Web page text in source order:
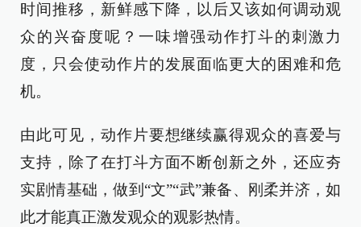
时间推移，新鲜感下降，以后又该如何调动观
众的兴奋度呢？一味增强动作打斗的刺激力
度，只会使动作片的发展面临更大的困难和危
机。
由此可见，动作片要想继续赢得观众的喜爱与
支持，除了在打斗方面不断创新之外，还应夯
实剧情基础，做到“文”“武”兼备、刚柔并济，如
此才能真正激发观众的观影热情。